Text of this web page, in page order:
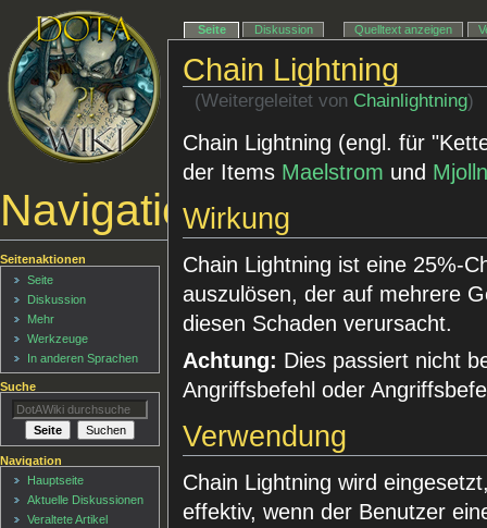
Chain Lightning
(Weitergeleitet von Chainlightning)
Chain Lightning (engl. für
der Items Maelstrom und
Wirkung
Chain Lightning ist eine 25%-
auszulösen, der auf mehrere
diesen Schaden verursacht.
Achtung: Dies passiert nicht
Angriffsbefehl oder
Verwendung
Chain Lightning wird
effektiv, wenn der Benutzer
Navigationsmenü
Seite Diskussion Quelltext anzeigen
Seitenaktionen
Seite
Diskussion
Mehr
Werkzeuge
In anderen Sprachen
Suche
Navigation
Hauptseite
Aktuelle Diskussionen
Veraltete Artikel